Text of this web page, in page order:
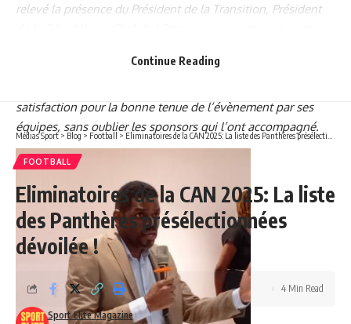
relevé la présence du Président de la Transition, Président
un hommage mérité à nos illustres disparus. Lors de la
satisfaction pour la bonne tenue de l’évènement par ses
équipes, sans oublier les sponsors qui l’ont accompagné.
Continue Reading
Médias Sport > Blog > Football > Eliminatoires de la CAN 2025: La liste des Panthères présélectionnées dévoilée !
FOOTBALL
Eliminatoires de la CAN 2025: La liste
des Panthères présélectionnées
dévoilée !
Sport Elite Magazine
4 Min Read